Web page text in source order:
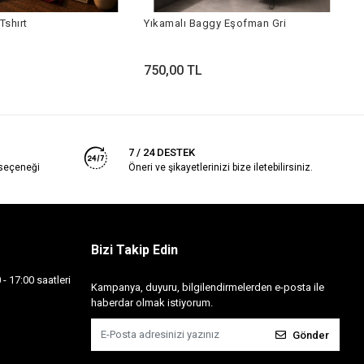
Yıkamalı Baggy Eşofman Gri
750,00 TL
7 / 24 DESTEK
Öneri ve şikayetlerinizi bize iletebilirsiniz.
17:00 saatleri
Bizi Takip Edin
Kampanya, duyuru, bilgilendirmelerden e-posta ile
haberdar olmak istiyorum.
Gönder